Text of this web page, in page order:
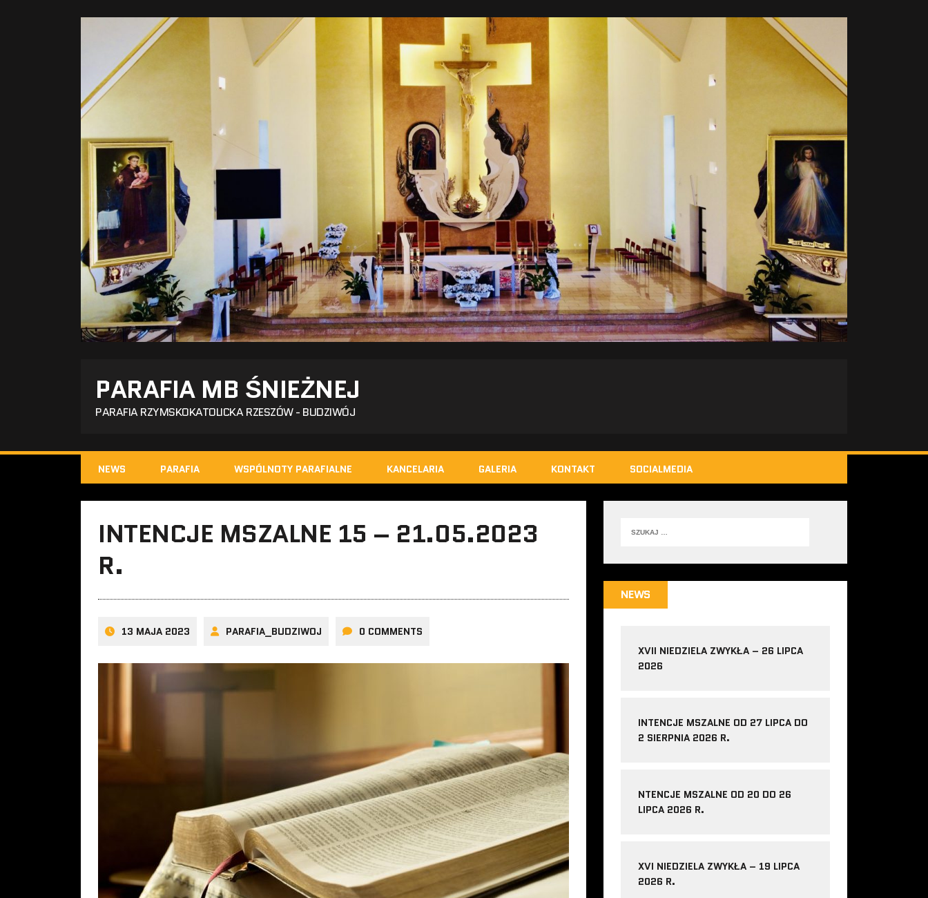
PARAFIA MB ŚNIEŻNEJ
PARAFIA RZYMSKOKATOLICKA RZESZÓW - BUDZIWÓJ
NEWS PARAFIA WSPÓLNOTY PARAFIALNE KANCELARIA GALERIA KONTAKT SOCIALMEDIA
INTENCJE MSZALNE 15 – 21.05.2023
R.
13 MAJA 2023 PARAFIA_BUDZIWOJ 0 COMMENTS
NEWS
XVII NIEDZIELA ZWYKŁA – 26 LIPCA
2026
INTENCJE MSZALNE OD 27 LIPCA DO
2 SIERPNIA 2026 R.
NTENCJE MSZALNE OD 20 DO 26
LIPCA 2026 R.
XVI NIEDZIELA ZWYKŁA – 19 LIPCA
2026 R.